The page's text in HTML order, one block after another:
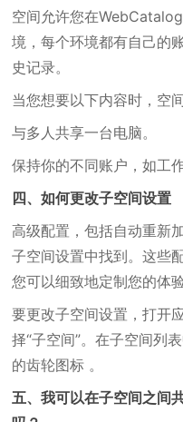
空间允许您在
境，每个环境都有自己的
史记录。
当您想要以下内容时，空
与多人共享一台电脑。
保持你的不同账户，如工
四、如何更改子空间设置
高级配置，包括自动重新
子空间设置中找到。这些
您可以细致地定制您的体验
要更改子空间设置，打开
择“子空间”。在子空间列
的齿轮图标 。
五、我可以在子空间之间